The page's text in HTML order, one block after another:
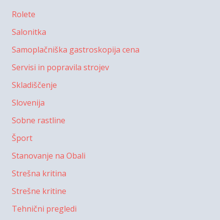
Rolete
Salonitka
Samoplačniška gastroskopija cena
Servisi in popravila strojev
Skladiščenje
Slovenija
Sobne rastline
Šport
Stanovanje na Obali
Strešna kritina
Strešne kritine
Tehnični pregledi